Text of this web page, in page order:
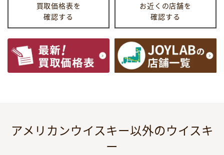
買取価格表を
確認する
お近くの店舗を
確認する
アメリカンウイスキー以外のウイスキ
ー